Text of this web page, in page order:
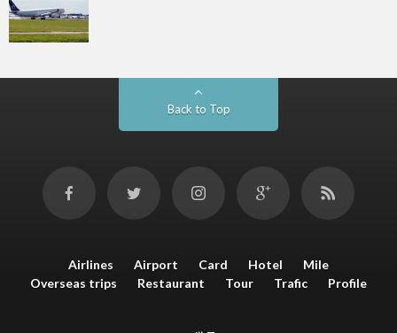
Back to Top
Airlines Airport Card Hotel
Mile
Overseas trips
Restaurant Tour Trafic Profile